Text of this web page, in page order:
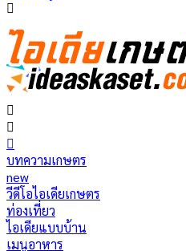
บทความเกษตร
new
วีดีโอไอเดียเกษตร
ท่องเที่ยว
ไอเดียแบบบ้าน
เมนูอาหาร